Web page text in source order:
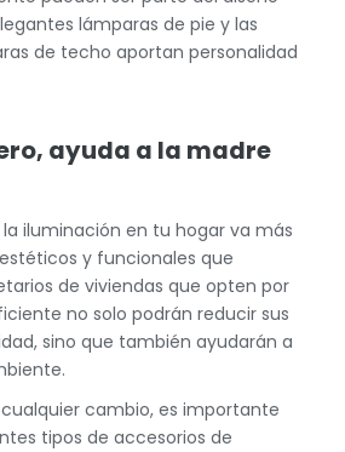
lámparas de pie y las
de techo aportan personalidad
ayuda a la madre
iluminación en tu hogar va más
y funcionales que
de viviendas que opten por
no solo podrán reducir sus
sino que también ayudarán a
cambio, es importante
tipos de accesorios de